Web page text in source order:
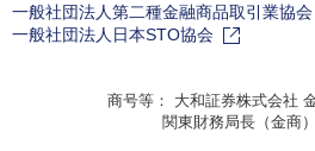
一般社団法人第二種金融商品取引業協会
一般社団法人日本STO協会
商号等： 大和証券株式会社
関東財務局長（金商